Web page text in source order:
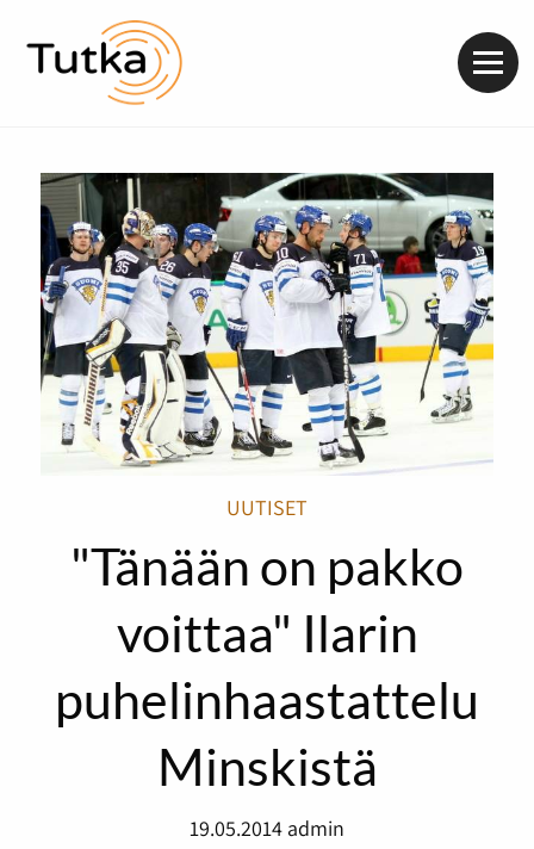
UUTISET
"Tänään on pakko
voittaa" Ilarin
puhelinhaastattelu
Minskistä
19.05.2014 admin